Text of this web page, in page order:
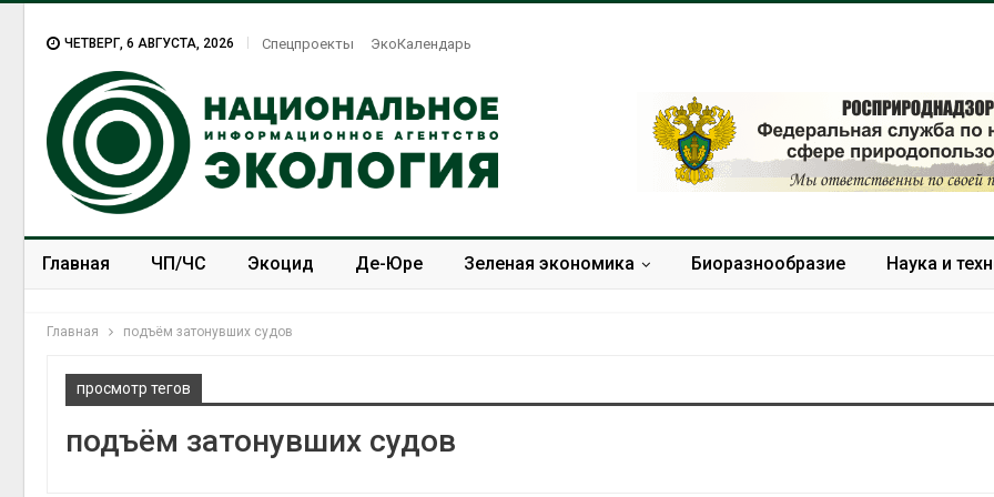
ЧЕТВЕРГ, 6 АВГУСТА, 2026 Спецпроекты ЭкоКалендарь
Главная ЧП/ЧС Экоцид Де-Юре Зеленая экономика Биоразнообразие Наука и
Главная подъём затонувших судов
просмотр тегов
подъём затонувших судов
Панамский